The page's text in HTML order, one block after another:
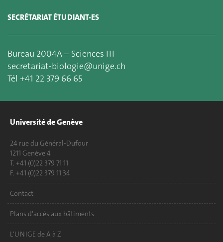
SECRÉTARIAT ÉTUDIANT-ES
Bureau 2004A – Sciences III
secretariat-biologie@unige.ch
Tél +41 22 379 66 65
Université de Genève
24 rue du Général-Dufour
1211 Genève 4
T. +41 (0)22 379 71 11
F. +41 (0)22 379 11 34
Contact
Plans d'accès aux bâtiments
L'UNIGE de A à Z